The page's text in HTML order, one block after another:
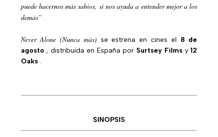
puede hacernos más sabios, si nos ayuda a entender mejor a los
demás” .
Never Alone (Nunca más) se estrena en cines el 8 de
agosto , distribuida en España por Surtsey Filmsy12
Oaks.
SINOPSIS